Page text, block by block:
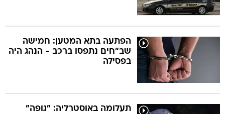
הפתעה בתא המטען: חמישה
שב"חים נתפסו ברכב - הנהג היה
בפסילה
תעלומה באוסטרליה: "גופה"